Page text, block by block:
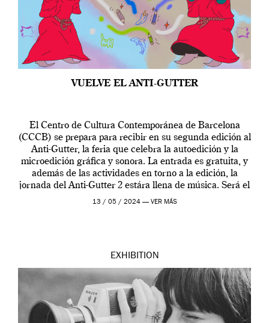
VUELVE EL ANTI-GUTTER
El Centro de Cultura Contemporánea de Barcelona
(CCCB) se prepara para recibir en su segunda edición al
Anti-Gutter, la feria que celebra la autoedición y la
microedición gráfica y sonora. La entrada es gratuita, y
además de las actividades en torno a la edición, la
jornada del Anti-Gutter 2 estára llena de música. Será el
[…]
13 / 05 / 2024 — VER MÁS
EXHIBITION